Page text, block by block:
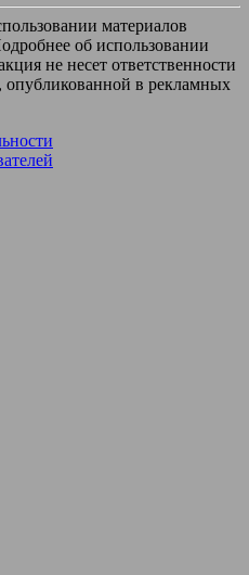
материалов
об использовании
не несет ответственности
опубликованной в рекламных